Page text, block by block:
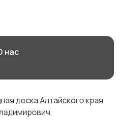
нас
доска Алтайского края